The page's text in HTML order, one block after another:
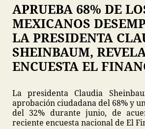
APRUEBA 68% DE
MEXICANOS
LA PRESIDENTA
SHEINBAUM,
ENCUESTA EL
La presidenta Claudia
aprobación ciudadana del 68% y
del 32% durante junio, de
reciente encuesta nacional de El